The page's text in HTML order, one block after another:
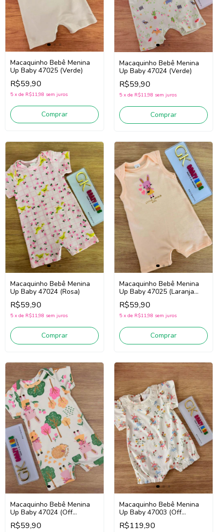
Macaquinho Bebê Menina
Up Baby 47025 (Verde)
R$59,90
5 x de R$11,98 sem juros
Comprar
Macaquinho Bebê Menina
Up Baby 47024 (Verde)
R$59,90
5 x de R$11,98 sem juros
Comprar
Macaquinho Bebê Menina
Up Baby 47024 (Rosa)
R$59,90
5 x de R$11,98 sem juros
Comprar
Macaquinho Bebê Menina
Up Baby 47025 (Laranja
Claro)
R$59,90
5 x de R$11,98 sem juros
Comprar
Macaquinho Bebê Menina
Up Baby 47024 (Off
White/Verde/Rosa)
R$59,90
Macaquinho Bebê Menina
Up Baby 47003 (Off
White/Vermelho/Azul)
R$119,90